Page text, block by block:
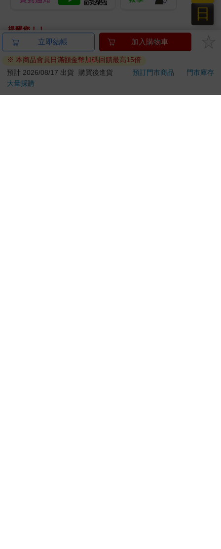
提醒您！！
金石堂及銀行均不會請您操作ATM! 如接獲電話要求您前往
ATM提款機，請不要聽從指示，以免受騙上當！
退換貨須知：
**提醒您，鑑賞期不等於試用期，退回商品須為全新狀態**
依據「消費者保護法」第19條及行政院消費者保護處公告之
立即結帳 加入購物車
※ 本商品會員日滿額金幣加碼回饋最高15倍
預計 2026/08/17 出貨
購買後進貨 預訂門市商品
門市庫存
大量採購
日